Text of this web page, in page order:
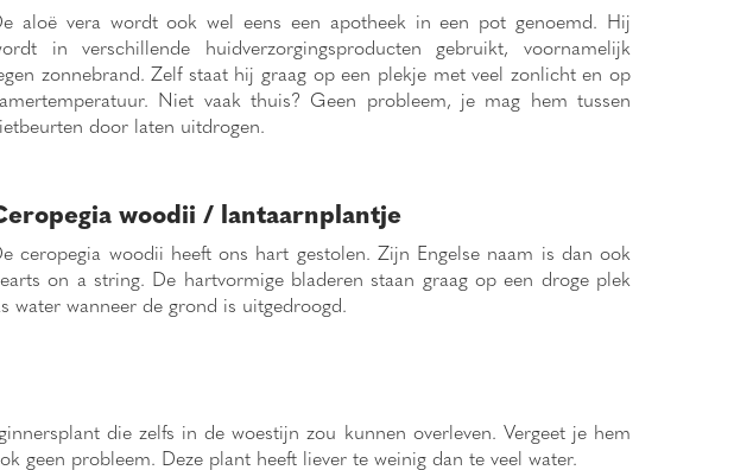
aloë vera wordt ook wel eens een apotheek in een pot genoemd. Hij
in verschillende huidverzorgingsproducten gebruikt, voornamelijk
zonnebrand. Zelf staat hij graag op een plekje met veel zonlicht en op
Niet vaak thuis? Geen probleem, je mag hem tussen
door laten uitdrogen.
woodii / lantaarnplantje
ceropegia woodii heeft ons hart gestolen. Zijn Engelse naam is dan ook
on a string. De hartvormige bladeren staan graag op een droge plek
water wanneer de grond is uitgedroogd.
die zelfs in de woestijn zou kunnen overleven. Vergeet je hem
geen probleem. Deze plant heeft liever te weinig dan te veel water.